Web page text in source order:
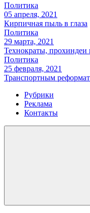
Политика
05 апреля, 2021
Кирпичная пыль в глаза
Политика
29 марта, 2021
Технократы,
Политика
25 февраля, 2021
Транспортным
Рубрики
Реклама
Контакты